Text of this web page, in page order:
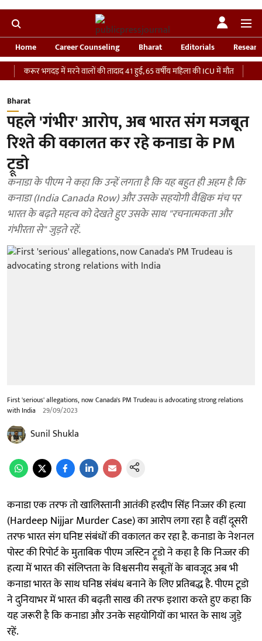
Home Career Counseling Bharat Editorials
भगदड़ में मरने वालों की तादाद 41 हुई, 65 वर्षीय महिला की ICU में मौत
‘भारतीय
Bharat
पहले 'गंभीर' आरोप, अब भारत संग मजबूत
रिश्ते की वकालत कर रहे कनाडा के PM
ट्रूडो
कनाडा के पीएम ने कहा कि उन्हें लगता है कि यह बहुत ही अहम है कि
कनाडा (India Canada Row) और उसके सहयोगी वैश्चिक मंच पर
भारत के बढ़ते महत्व को देखते हुए उसके साथ "रचनात्मकता और
गंभीरता से" जुड़ते रहें.
First 'serious' allegations, now Canada's PM Trudeau is advocating strong relations
with India 29/09/2023
Sunil Shukla
कनाडा एक तरफ तो खालिस्तानी आतंकी हरदीप सिंह निज्जर की हत्या
(Hardeep Nijjar Murder Case) का आरोप लगा रहा है वहीं दूसरी
तरफ भारत संग घनिष्ट संबंधों की वकालत कर रहा है. कनाडा के नेशनल
पोस्ट की रिपोर्ट के मुताबिक पीएम जस्टिन ट्रूडो ने कहा है कि निज्जर की
हत्या में भारत की संलिप्तता के विश्वसनीय सबूतों के बावजूद अब भी
कनाडा भारत के साथ घनिष्ठ संबंध बनाने के लिए प्रतिबद्ध है. पीएम टूडो
ने दुनियाभर में भारत की बढ़ती साख की तरफ इशारा करते हुए कहा कि
यह जरूरी है कि कनाडा और उनके सहयोगियों का भारत के साथ जुड़े
रहें.